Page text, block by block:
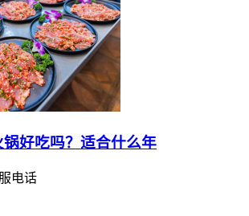
锅好吃吗？适合什么年
电话